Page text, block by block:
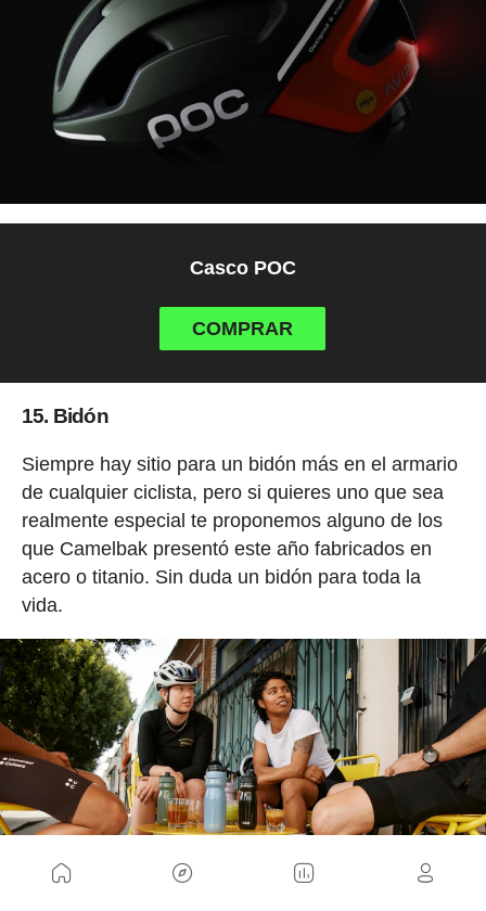
Casco POC
COMPRAR
15. Bidón
Siempre hay sitio para un bidón más en el armario
de cualquier ciclista, pero si quieres uno que sea
realmente especial te proponemos alguno de los
que Camelbak presentó este año fabricados en
acero o titanio. Sin duda un bidón para toda la
vida.